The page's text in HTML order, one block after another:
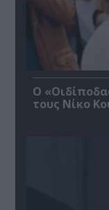
O
τους Νίκο